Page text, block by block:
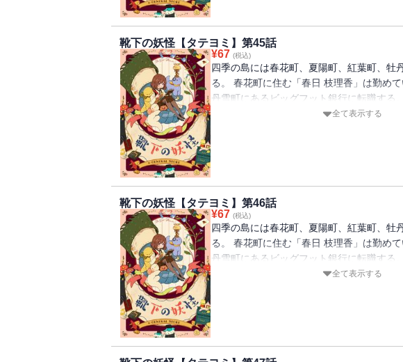
靴下の妖怪【タテヨミ】第45話
¥67 (税込)
四季の島には春花町、夏陽町、紅葉町、牡
る。 春花町に住む「春日 枝理香」は勤め
丹雪町にあるビッグフット銀行に転職する
を離れ、慣れないところで新しい生活を始
全て表示する
靴下の妖怪【タテヨミ】第46話
¥67 (税込)
四季の島には春花町、夏陽町、紅葉町、牡
る。 春花町に住む「春日 枝理香」は勤め
丹雪町にあるビッグフット銀行に転職する
を離れ、慣れないところで新しい生活を始
全て表示する